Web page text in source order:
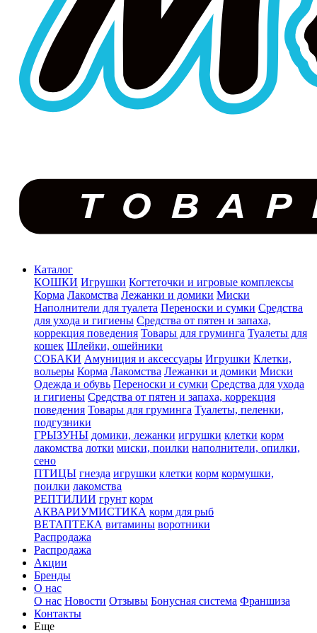
Каталог
КОШКИ Игрушки Когтеточки и игровые комплексы
Корма Лакомства Лежанки и домики Миски
Наполнители для туалета Переноски и сумки Средства
для ухода и гигиены Средства от пятен и запаха,
коррекция поведения Товары для груминга Туалеты для
кошек Шлейки, ошейники
СОБАКИ Амуниция и аксессуары Игрушки Клетки,
вольеры Корма Лакомства Лежанки и домики Миски
Одежда и обувь Переноски и сумки Средства для ухода
и гигиены Средства от пятен и запаха, коррекция
поведения Товары для груминга Туалеты, пеленки,
подгузники
ГРЫЗУНЫ домики, лежанки игрушки клетки корм
лакомства лотки миски, поилки наполнители, опилки,
сено
ПТИЦЫ гнезда игрушки клетки корм кормушки,
поилки лакомства
РЕПТИЛИИ грунт корм
АКВАРИУМИСТИКА корм для рыб
ВЕТАПТЕКА витамины воротники
Распродажа
Распродажа
Акции
Бренды
О нас
О нас Новости Отзывы Бонусная система Франшиза
Контакты
Еще